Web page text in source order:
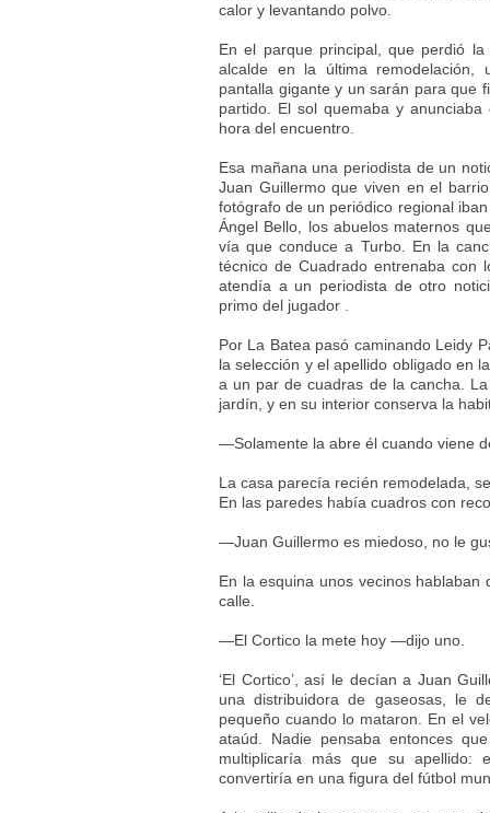
calor y levantando polvo.
En el parque principal, que perdió
alcalde en la última remodelación,
pantalla gigante y un sarán para que
partido. El sol quemaba y
hora del encuentro.
Esa mañana una periodista de un
Juan Guillermo que viven en el
fotógrafo de un periódico regional
Ángel Bello, los abuelos maternos
vía que conduce a Turbo. En la
técnico de Cuadrado entrenaba con
atendía a un periodista de otro
primo del jugador .
Por La Batea pasó caminando Leidy
la selección y el apellido obligado en
a un par de cuadras de la cancha.
jardín, y en su interior conserva la
—Solamente la abre él cuando viene
La casa parecía recién remodelada,
En las paredes había cuadros con
—Juan Guillermo es miedoso, no le
En la esquina unos vecinos
calle.
—El Cortico la mete hoy —dijo uno.
‘El Cortico’, así le decían a Juan
una distribuidora de gaseosas, le
pequeño cuando lo mataron. En el
ataúd. Nadie pensaba entonces
multiplicaría más que su apellido:
convertiría en una figura del fútbol